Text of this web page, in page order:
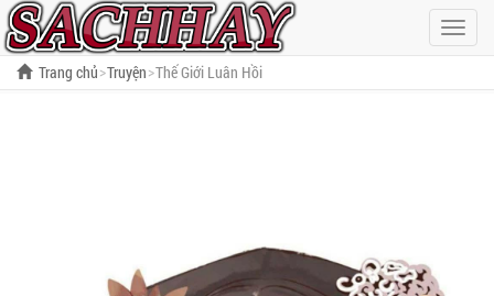
Hiện
menu
Trang chủ Truyện Thế Giới Luân Hồi